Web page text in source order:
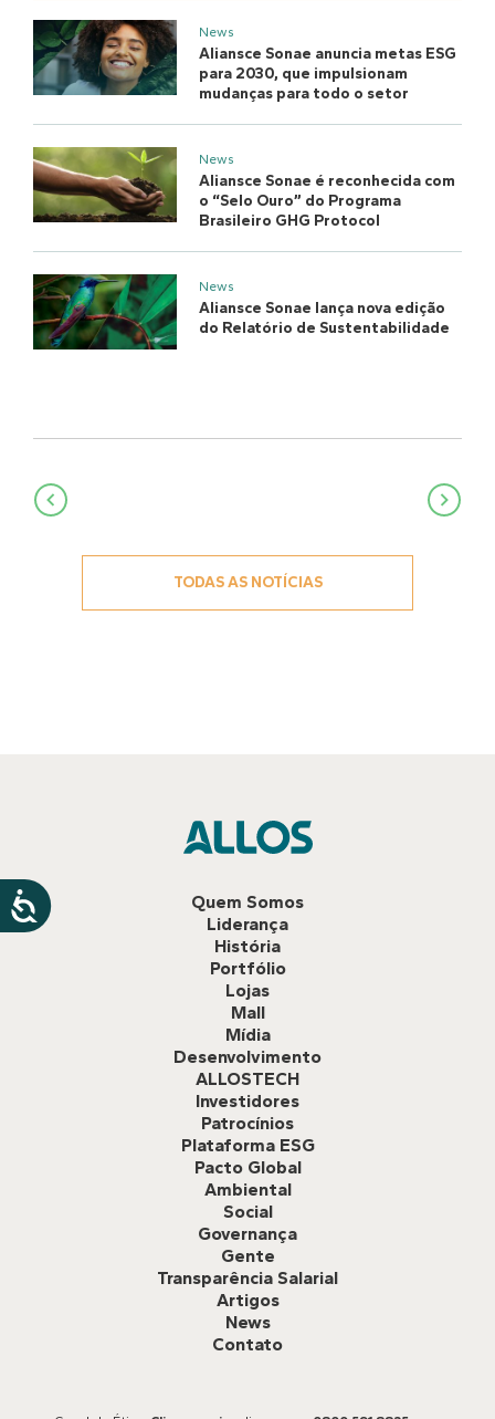
News
Aliansce Sonae anuncia metas ESG
para 2030, que impulsionam
mudanças para todo o setor
News
Aliansce Sonae é reconhecida com
o “Selo Ouro” do Programa
Brasileiro GHG Protocol
News
Aliansce Sonae lança nova edição
do Relatório de Sustentabilidade
Navegação
TODAS AS NOTÍCIAS
Quem Somos
Liderança
História
Portfólio
Lojas
Mall
Mídia
Desenvolvimento
ALLOSTECH
Investidores
Patrocínios
Plataforma ESG
Pacto Global
Ambiental
Social
Governança
Gente
Transparência Salarial
Artigos
News
Contato